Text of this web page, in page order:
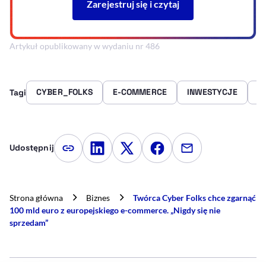
Artykuł opublikowany w wydaniu nr 486
Tagi CYBER_FOLKS E-COMMERCE INWESTYCJE
Udostępnij Kopiuj link artykułu
Udostępnij na LinkedIn
Udostępnij na Twitterze
Udostępnij na
Udostępnij
Strona główna Biznes
Twórca Cyber Folks chce zgarnąć
100 mld euro z europejskiego e-commerce. „Nigdy się nie
sprzedam”